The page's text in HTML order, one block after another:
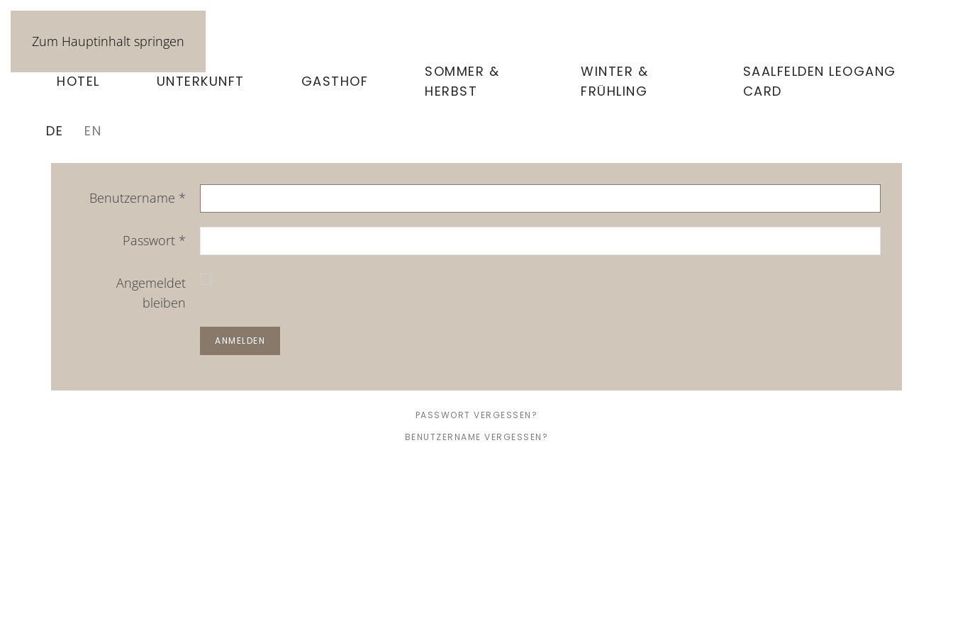
Zum Hauptinhalt springen
HOTEL UNTERKUNFT GASTHOF
SOMMER &
HERBST
WINTER &
FRÜHLING
SAALFELDEN LEOGANG
CARD
DE EN
Benutzername *
Passwort *
Angemeldet
bleiben
ANMELDEN
PASSWORT VERGESSEN?
BENUTZERNAME VERGESSEN?